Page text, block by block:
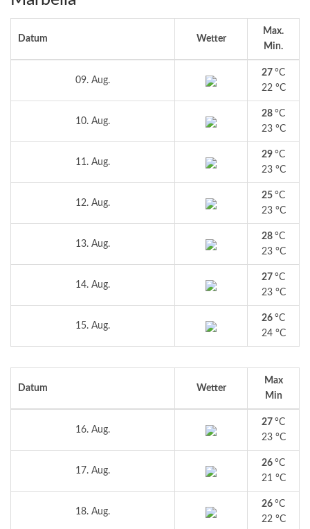
Datum Wetter
Max.
Min.
09. Aug.
27 °C
22 °C
10. Aug.
28 °C
23 °C
11. Aug.
29 °C
23 °C
12. Aug.
25 °C
23 °C
13. Aug.
28 °C
23 °C
14. Aug.
27 °C
23 °C
15. Aug.
26 °C
24 °C
Datum Wetter
Max
Min
16. Aug.
27 °C
23 °C
17. Aug.
26 °C
21 °C
18. Aug.
26 °C
22 °C